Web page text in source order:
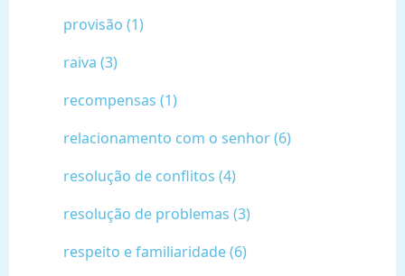
provisão (1)
raiva (3)
recompensas (1)
relacionamento com o senhor (6)
resolução de conflitos (4)
resolução de problemas (3)
respeito e familiaridade (6)